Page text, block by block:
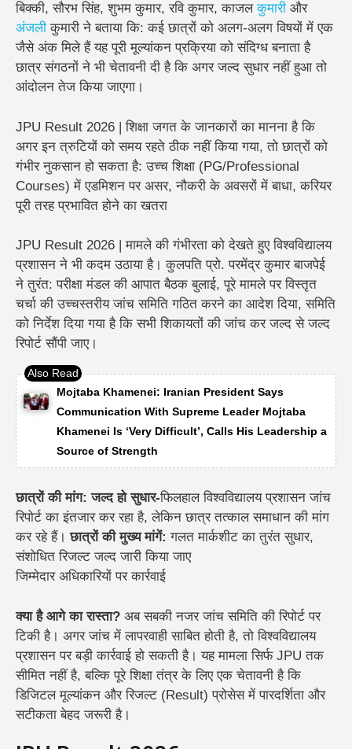
बिक्की, सौरभ सिंह, शुभम कुमार, रवि कुमार, काजलकुमारी और
अंजली कुमारी ने बताया कि: कई छात्रों को अलग-अलग विषयों में एक
जैसे अंक मिले हैं यह पूरी मूल्यांकन प्रक्रिया को संदिग्ध बनाता है
छात्र संगठनों ने भी चेतावनी दी है कि अगर जल्द सुधार नहीं हुआ तो
आंदोलन तेज किया जाएगा।
JPU Result 2026 | शिक्षा जगत के जानकारों का मानना है कि
अगर इन त्रुटियों को समय रहते ठीक नहीं किया गया, तो छात्रों को
गंभीर नुकसान हो सकता है: उच्च शिक्षा (PG/Professional
Courses) में एडमिशन पर असर, नौकरी के अवसरों में बाधा, करियर
पूरी तरह प्रभावित होने का खतरा
JPU Result 2026 | मामले की गंभीरता को देखते हुए विश्वविद्यालय
प्रशासन ने भी कदम उठाया है। कुलपति प्रो. परमेंद्र कुमार बाजपेई
ने तुरंत: परीक्षा मंडल की आपात बैठक बुलाई, पूरे मामले पर विस्तृत
चर्चा की उच्चस्तरीय जांच समिति गठित करने का आदेश दिया, समिति
को निर्देश दिया गया है कि सभी शिकायतों की जांच कर जल्द से जल्द
रिपोर्ट सौंपी जाए।
Mojtaba Khamenei: Iranian President Says
Communication With Supreme Leader Mojtaba
Khamenei Is ‘Very Difficult’, Calls His Leadership a
Source of Strength
छात्रों की मांग: जल्द हो सुधार-फिलहाल विश्वविद्यालय प्रशासन जांच
रिपोर्ट का इंतजार कर रहा है, लेकिन छात्र तत्काल समाधान की मांग
कर रहे हैं।छात्रों की मुख्य मांगें:गलत मार्कशीट का तुरंत सुधार,
संशोधित रिजल्ट जल्द जारी किया जाए
जिम्मेदार अधिकारियों पर कार्रवाई
क्या है आगे का रास्ता? अब सबकी नजर जांच समिति की रिपोर्ट पर
टिकी है। अगर जांच में लापरवाही साबित होती है, तो विश्वविद्यालय
प्रशासन पर बड़ी कार्रवाई हो सकती है। यह मामला सिर्फ JPU तक
सीमित नहीं है, बल्कि पूरे शिक्षा तंत्र के लिए एक चेतावनी है कि
डिजिटल मूल्यांकन और रिजल्ट (Result) प्रोसेस में पारदर्शिता और
सटीकता बेहद जरूरी है।